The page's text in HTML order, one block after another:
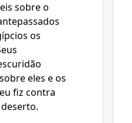
sobre o
os
eles e os
fiz contra